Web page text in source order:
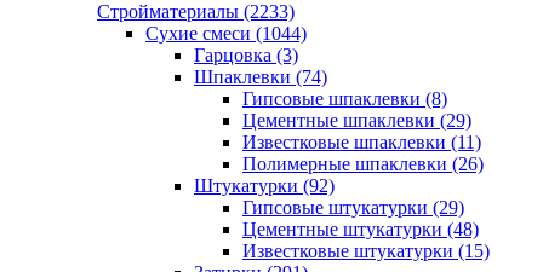
Стройматериалы (2233)
Сухие смеси (1044)
Гарцовка (3)
Шпаклевки (74)
Гипсовые шпаклевки (8)
Цементные шпаклевки (29)
Известковые шпаклевки (11)
Полимерные шпаклевки (26)
Штукатурки (92)
Гипсовые штукатурки (29)
Цементные штукатурки (48)
Известковые штукатурки (15)